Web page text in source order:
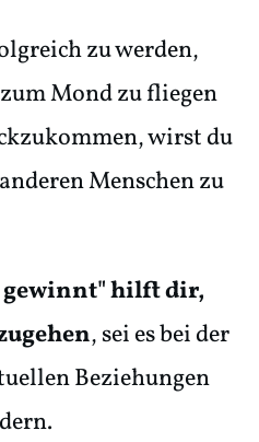
zu werden,
Mond zu fliegen
wirst du
Menschen zu
gewinnt" hilft dir,
, sei es bei der
Beziehungen